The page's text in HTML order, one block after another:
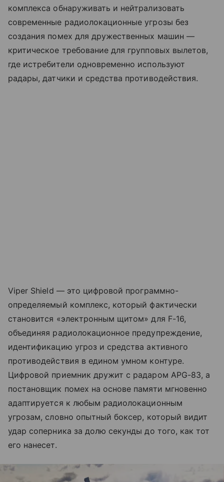
комплекса обнаруживать и нейтрализовать
современные радиолокационные угрозы без
создания помех для дружественных машин —
критическое требование для групповых вылетов,
где истребители одновременно используют
радары, датчики и средства противодействия.
Viper Shield — это цифровой программно-
определяемый комплекс, который фактически
становится «электронным щитом» для F-16,
объединяя радиолокационное предупреждение,
идентификацию угроз и средства активного
противодействия в едином умном контуре.
Цифровой приемник дружит с радаром APG-83, а
постановщик помех на основе памяти мгновенно
адаптируется к любым радиолокационным
угрозам, словно опытный боксер, который видит
удар соперника за долю секунды до того, как тот
его нанесет.